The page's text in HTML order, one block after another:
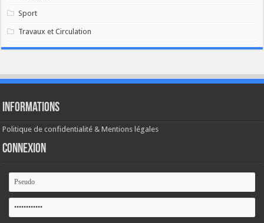
Sport
Travaux et Circulation
Informations
Politique de confidentialité & Mentions légales
Connexion